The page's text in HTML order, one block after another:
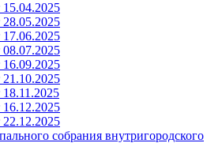
собрания внутригородского